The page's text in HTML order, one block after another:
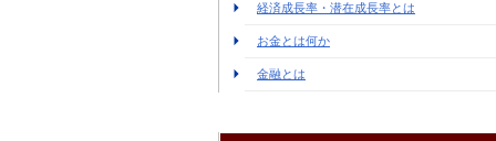
経済成長率・潜在成長率とは
お金とは何か
金融とは